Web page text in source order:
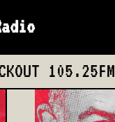
105.25FM